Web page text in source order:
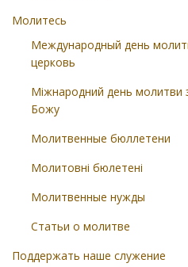
Молитесь
Международный день
церковь
Міжнародний день молитви
Божу
Молитвенные бюллетени
Молитовні бюлетені
Молитвенные нужды
Статьи о молитве
Поддержать наше служение